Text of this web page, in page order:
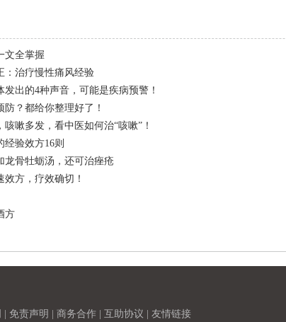
文全掌握
：治疗慢性痛风经验
出的4种声音，可能是疾病预警！
？都给你整理好了！
咳嗽多发，看中医如何治“咳嗽”！
经验效方16则
龙骨牡蛎汤，还可治痤疮
效方，疗效确切！
方
免责声明 商务合作 互助协议 友情链接